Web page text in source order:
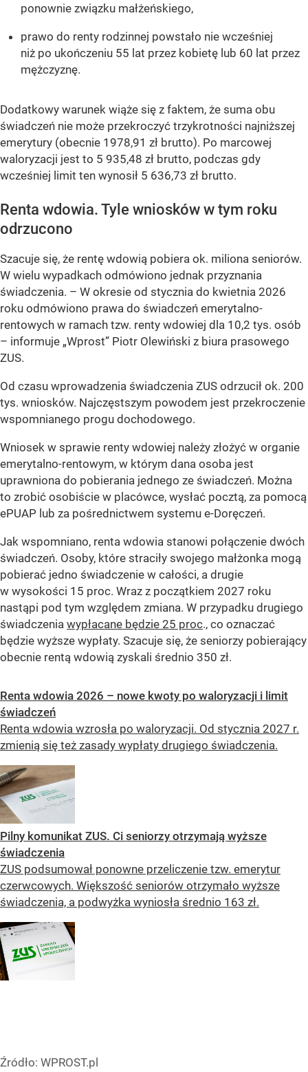
ponownie związku małżeńskiego,
prawo do renty rodzinnej powstało nie wcześniej
niż po ukończeniu 55 lat przez kobietę lub 60 lat przez
mężczyznę.
Dodatkowy warunek wiąże się z faktem, że suma obu
świadczeń nie może przekroczyć trzykrotności najniższej
emerytury (obecnie 1978,91 zł brutto). Po marcowej
waloryzacji jest to 5 935,48 zł brutto, podczas gdy
wcześniej limit ten wynosił 5 636,73 zł brutto.
Renta wdowia. Tyle wniosków w tym roku
odrzucono
Szacuje się, że rentę wdowią pobiera ok. miliona seniorów.
W wielu wypadkach odmówiono jednak przyznania
świadczenia. – W okresie od stycznia do kwietnia 2026
roku odmówiono prawa do świadczeń emerytalno-
rentowych w ramach tzw. renty wdowiej dla 10,2 tys. osób
– informuje „Wprost” Piotr Olewiński z biura prasowego
ZUS.
Od czasu wprowadzenia świadczenia ZUS odrzucił ok. 200
tys. wniosków. Najczęstszym powodem jest przekroczenie
wspomnianego progu dochodowego.
Wniosek w sprawie renty wdowiej należy złożyć w organie
emerytalno-rentowym, w którym dana osoba jest
uprawniona do pobierania jednego ze świadczeń. Można
to zrobić osobiście w placówce, wysłać pocztą, za pomocą
ePUAP lub za pośrednictwem systemu e-Doręczeń.
Jak wspomniano, renta wdowia stanowi połączenie dwóch
świadczeń. Osoby, które straciły swojego małżonka mogą
pobierać jedno świadczenie w całości, a drugie
w wysokości 15 proc. Wraz z początkiem 2027 roku
nastąpi pod tym względem zmiana. W przypadku drugiego
świadczenia wypłacane będzie 25 proc., co oznaczać
będzie wyższe wypłaty. Szacuje się, że seniorzy pobierający
obecnie rentą wdowią zyskali średnio 350 zł.
Renta wdowia 2026 – nowe kwoty po waloryzacji i limit
świadczeń
Renta wdowia wzrosła po waloryzacji. Od stycznia 2027 r.
zmienią się też zasady wypłaty drugiego świadczenia.
Pilny komunikat ZUS. Ci seniorzy otrzymają wyższe
świadczenia
ZUS podsumował ponowne przeliczenie tzw. emerytur
czerwcowych. Większość seniorów otrzymało wyższe
świadczenia, a podwyżka wyniosła średnio 163 zł.
Źródło: WPROST.pl